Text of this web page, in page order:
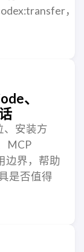
，
、
、安装方
MCP
边界，帮助
是否值得